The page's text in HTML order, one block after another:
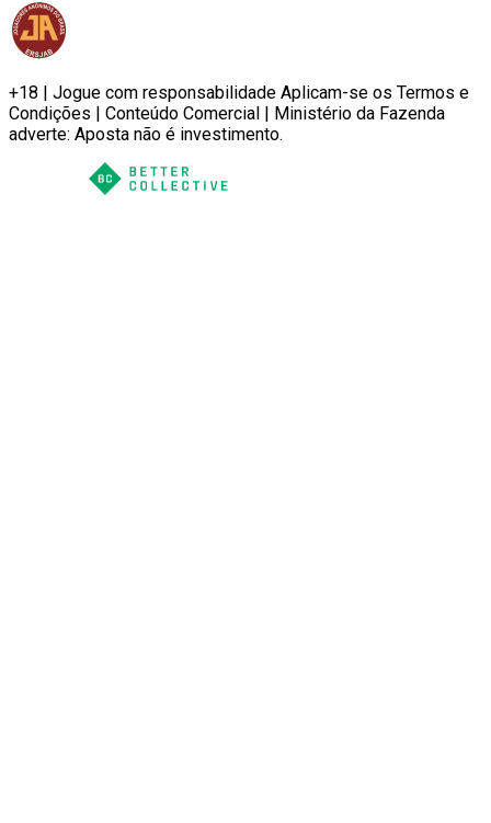
+18 | Jogue com responsabilidade Aplicam-se os Termos e
Condições | Conteúdo Comercial | Ministério da Fazenda
adverte: Aposta não é investimento.